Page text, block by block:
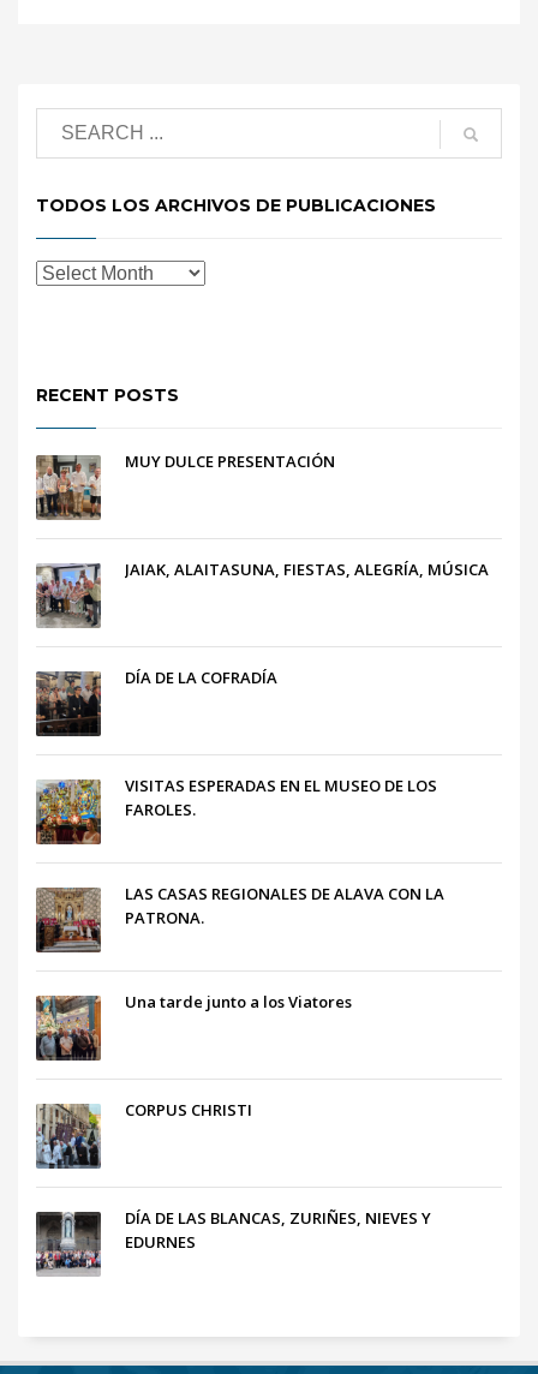
TODOS LOS ARCHIVOS DE PUBLICACIONES
RECENT POSTS
MUY DULCE PRESENTACIÓN
JAIAK, ALAITASUNA, FIESTAS, ALEGRÍA, MÚSICA
DÍA DE LA COFRADÍA
VISITAS ESPERADAS EN EL MUSEO DE LOS
FAROLES.
LAS CASAS REGIONALES DE ALAVA CON LA
PATRONA.
Una tarde junto a los Viatores
CORPUS CHRISTI
DÍA DE LAS BLANCAS, ZURIÑES, NIEVES Y
EDURNES